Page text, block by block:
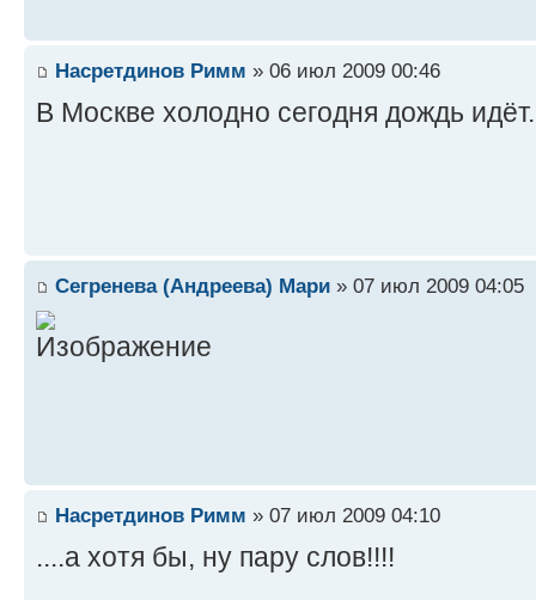
Насретдинов Римм » 06 июл 2009 00:46
В Москве холодно сегодня дождь
Сегренева (Андреева) Мари » 07 июл 2009 04:05
Насретдинов Римм » 07 июл 2009 04:10
....а хотя бы, ну пару слов!!!!